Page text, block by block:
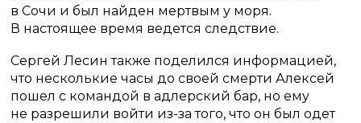
в Сочи и был найден мертвым у моря.
В настоящее время ведется следствие.
Сергей Лесин также поделился информацией,
что несколькие часы до своей смерти Алексей
пошел с командой в адлерский бар, но ему
не разрешили войти из-за того, что он был одет